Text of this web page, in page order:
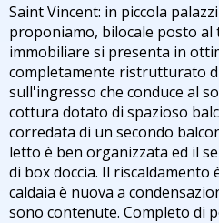
Saint Vincent: in piccola
proponiamo, bilocale posto
immobiliare si presenta in
completamente ristrutturato
sull'ingresso che conduce al
cottura dotato di spazioso
corredata di un secondo
letto è ben organizzata ed il
di box doccia. Il
caldaia è nuova a
sono contenute. Completo di